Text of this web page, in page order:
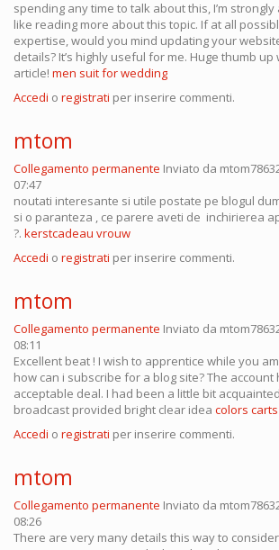
spending any time to talk about this, I’m
like reading more about this topic. If at all
expertise, would you mind updating your
details? It’s highly useful for me. Huge thumb
article! men suit for wedding
Accedi o registrati per inserire commenti.
mtom
Collegamento permanente Inviato da
07:47
noutati interesante si utile postate pe blogul
si o paranteza , ce parere aveti de inchirierea
?. kerstcadeau vrouw
Accedi o registrati per inserire commenti.
mtom
Collegamento permanente Inviato da
08:11
Excellent beat ! I wish to apprentice while you
how can i subscribe for a blog site? The account
acceptable deal. I had been a little bit
broadcast provided bright clear idea colors carts
Accedi o registrati per inserire commenti.
mtom
Collegamento permanente Inviato da
08:26
There are very many details this way to